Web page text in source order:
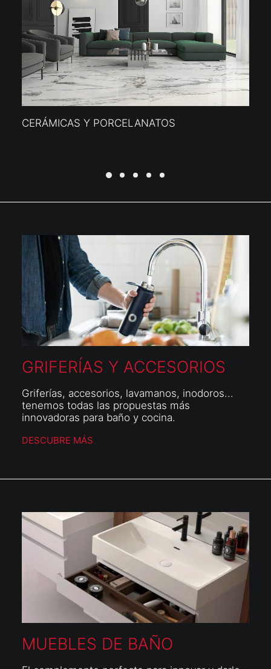
CERÁMICAS Y PORCELANATOS
GRIFERÍAS Y ACCESORIOS
Griferías, accesorios, lavamanos, inodoros...
tenemos todas las propuestas más
innovadoras para baño y cocina.
DESCUBRE MÁS
MUEBLES DE BAÑO